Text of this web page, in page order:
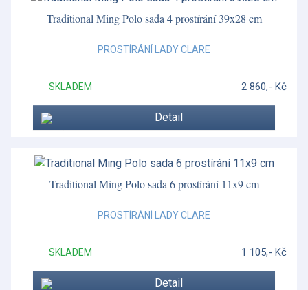
Traditional Ming Polo sada 4 prostírání 39x28 cm
PROSTÍRÁNÍ LADY CLARE
SKLADEM 2 860,- Kč
Detail
Traditional Ming Polo sada 6 prostírání 11x9 cm
PROSTÍRÁNÍ LADY CLARE
SKLADEM 1 105,- Kč
Detail